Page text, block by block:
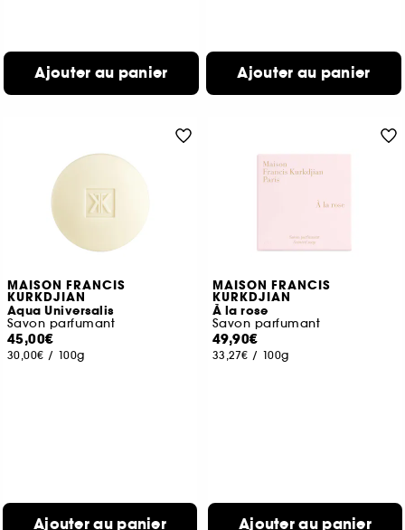
Ajouter au panier Ajouter au panier
MAISON FRANCIS
KURKDJIAN
Aqua Universalis
Savon parfumant
45,00€
30,00€ / 100g
Ajouter au panier
MAISON FRANCIS
KURKDJIAN
À la rose
Savon parfumant
49,90€
33,27€ / 100g
Ajouter au panier